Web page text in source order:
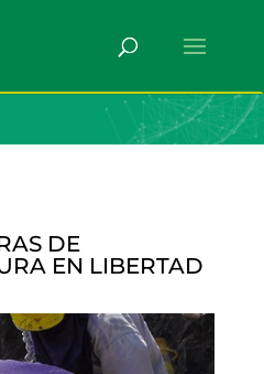
DE
EN LIBERTAD